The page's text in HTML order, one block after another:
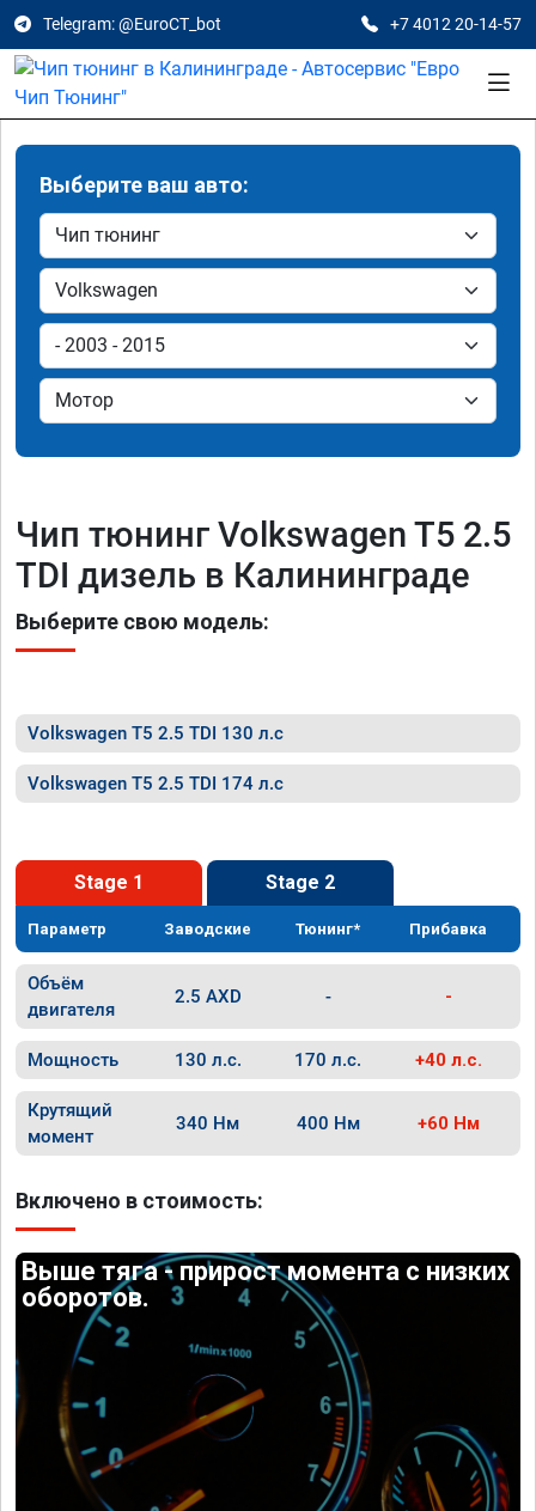
Telegram: @EuroCT_bot +7 4012 20-14-57
Выберите ваш авто:
Чип тюнинг Volkswagen T5 2.5
TDI дизель в Калининграде
Выберите свою модель:
Volkswagen T5 2.5 TDI 130 л.с
Volkswagen T5 2.5 TDI 174 л.с
Stage 1 Stage 2
Параметр Заводские Тюнинг* Прибавка
Объём
двигателя
2.5 AXD - -
Мощность 130 л.с. 170 л.с. +40 л.с.
Крутящий
момент
340 Нм 400 Нм +60 Нм
Включено в стоимость:
Выше тяга - прирост момента с низких
оборотов.